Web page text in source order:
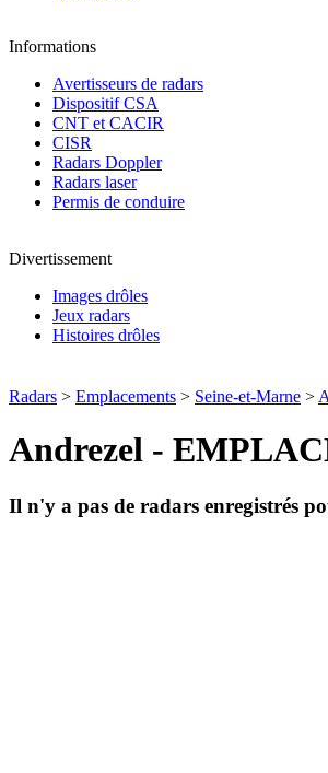
Informations
Avertisseurs de radars
Dispositif CSA
CNT et CACIR
CISR
Radars Doppler
Radars laser
Permis de conduire
Divertissement
Images drôles
Jeux radars
Histoires drôles
Radars > Emplacements > Seine-et-Marne >
Andrezel -
Il n'y a pas de radars enregistrés